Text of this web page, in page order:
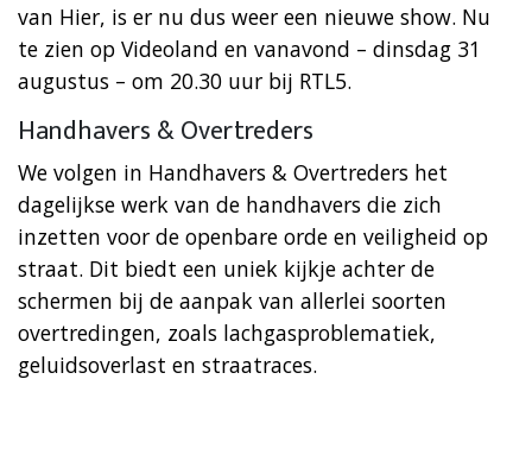
van Hier, is er nu dus weer een nieuwe show. Nu
te zien op Videoland en vanavond – dinsdag 31
augustus – om 20.30 uur bij RTL5.
Handhavers & Overtreders
We volgen in Handhavers & Overtreders het
dagelijkse werk van de handhavers die zich
inzetten voor de openbare orde en veiligheid op
straat. Dit biedt een uniek kijkje achter de
schermen bij de aanpak van allerlei soorten
overtredingen, zoals lachgasproblematiek,
geluidsoverlast en straatraces.